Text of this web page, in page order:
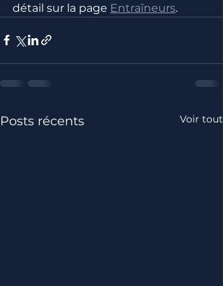
détail sur la page Entraîneurs.
Posts récents Voir tout